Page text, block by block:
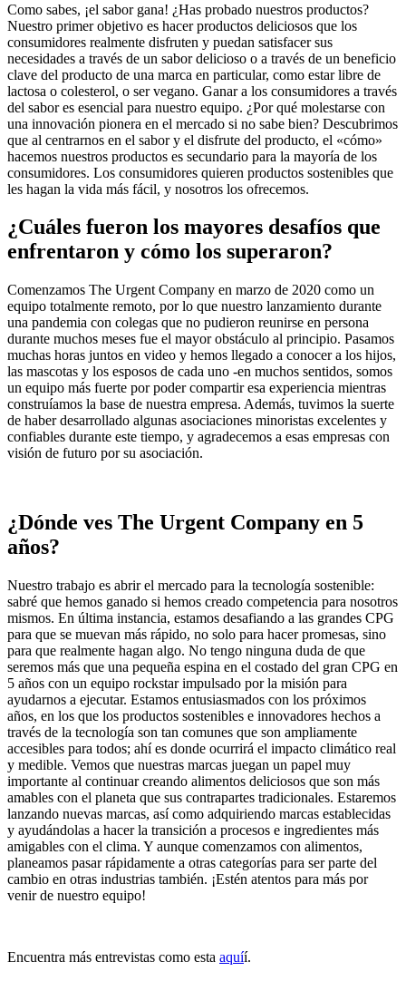
Como sabes, ¡el sabor gana! ¿Has probado nuestros productos?
Nuestro primer objetivo es hacer productos deliciosos que los
consumidores realmente disfruten y puedan satisfacer sus
necesidades a través de un sabor delicioso o a través de un beneficio
clave del producto de una marca en particular, como estar libre de
lactosa o colesterol, o ser vegano. Ganar a los consumidores a través
del sabor es esencial para nuestro equipo. ¿Por qué molestarse con
una innovación pionera en el mercado si no sabe bien? Descubrimos
que al centrarnos en el sabor y el disfrute del producto, el «cómo»
hacemos nuestros productos es secundario para la mayoría de los
consumidores. Los consumidores quieren productos sostenibles que
les hagan la vida más fácil, y nosotros los ofrecemos.
¿Cuáles fueron los mayores desafíos que
enfrentaron y cómo los superaron?
Comenzamos The Urgent Company en marzo de 2020 como un
equipo totalmente remoto, por lo que nuestro lanzamiento durante
una pandemia con colegas que no pudieron reunirse en persona
durante muchos meses fue el mayor obstáculo al principio. Pasamos
muchas horas juntos en video y hemos llegado a conocer a los hijos,
las mascotas y los esposos de cada uno -en muchos sentidos, somos
un equipo más fuerte por poder compartir esa experiencia mientras
construíamos la base de nuestra empresa. Además, tuvimos la suerte
de haber desarrollado algunas asociaciones minoristas excelentes y
confiables durante este tiempo, y agradecemos a esas empresas con
visión de futuro por su asociación.
¿Dónde ves The Urgent Company en 5
años?
Nuestro trabajo es abrir el mercado para la tecnología sostenible:
sabré que hemos ganado si hemos creado competencia para nosotros
mismos. En última instancia, estamos desafiando a las grandes CPG
para que se muevan más rápido, no solo para hacer promesas, sino
para que realmente hagan algo. No tengo ninguna duda de que
seremos más que una pequeña espina en el costado del gran CPG en
5 años con un equipo rockstar impulsado por la misión para
ayudarnos a ejecutar. Estamos entusiasmados con los próximos
años, en los que los productos sostenibles e innovadores hechos a
través de la tecnología son tan comunes que son ampliamente
accesibles para todos; ahí es donde ocurrirá el impacto climático real
y medible. Vemos que nuestras marcas juegan un papel muy
importante al continuar creando alimentos deliciosos que son más
amables con el planeta que sus contrapartes tradicionales. Estaremos
lanzando nuevas marcas, así como adquiriendo marcas establecidas
y ayudándolas a hacer la transición a procesos e ingredientes más
amigables con el clima. Y aunque comenzamos con alimentos,
planeamos pasar rápidamente a otras categorías para ser parte del
cambio en otras industrias también. ¡Estén atentos para más por
venir de nuestro equipo!
Encuentra más entrevistas como esta aquíí.